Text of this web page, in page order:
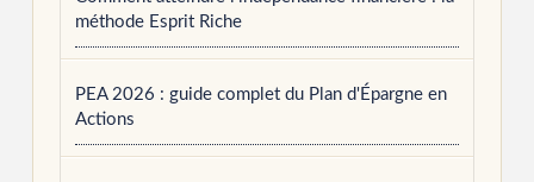
méthode Esprit Riche
PEA 2026 : guide complet du Plan d'Épargne en
Actions